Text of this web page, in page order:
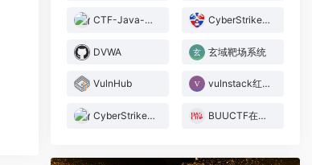
CTF-Java-Gadget CyberStrikeLab
DVWA 玄域靶场系统
VulnHub vulnstack红日靶场
CyberStrikeLab BUUCTF在线评测